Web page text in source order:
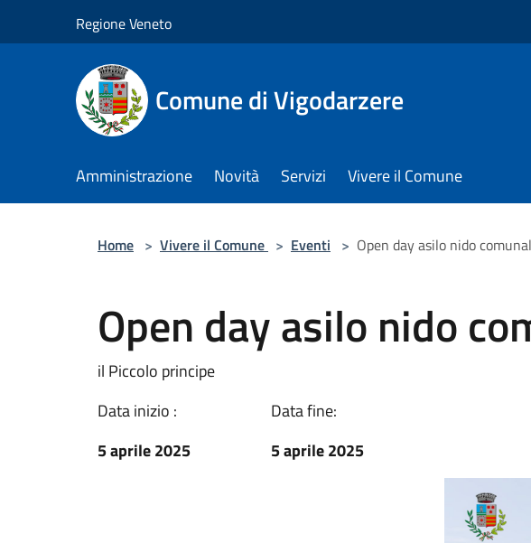
Regione Veneto
Comune di Vigodarzere
Amministrazione Novità Servizi Vivere il Comune
Home > Vivere il Comune > Eventi > Open day asilo nido
Open day asilo nido
il Piccolo principe
Data inizio :
5 aprile 2025
Data fine:
5 aprile 2025